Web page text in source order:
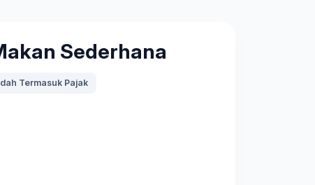
Sederhana
Termasuk Pajak